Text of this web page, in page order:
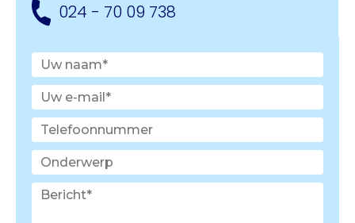
024 - 70 09 738